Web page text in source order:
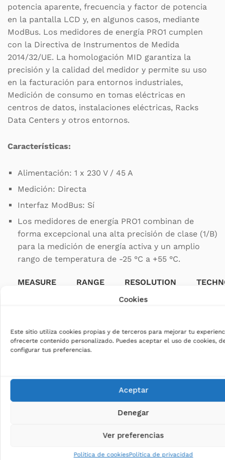
Cookies
Este sitio utiliza cookies propias y de terceros para mejorar tu
ofrecerte contenido personalizado. Puedes aceptar el uso de cookies,
configurar tus preferencias.
Aceptar
Denegar
Ver preferencias
Política de cookiesPolítica de privacidad
potencia aparente, frecuencia y factor de potencia
en la pantalla LCD y, en algunos casos, mediante
ModBus. Los medidores de energía PRO1 cumplen
con la Directiva de Instrumentos de Medida
2014/32/UE. La homologación MID garantiza la
precisión y la calidad del medidor y permite su uso
en la facturación para entornos industriales,
Medición de consumo en tomas eléctricas en
centros de datos, instalaciones eléctricas, Racks
Data Centers y otros entornos.
Características:
Alimentación: 1 x 230 V / 45 A
Medición: Directa
Interfaz ModBus: Sí
Los medidores de energía PRO1 combinan de
forma excepcional una alta precisión de clase (1/B)
para la medición de energía activa y un amplio
rango de temperatura de -25 °C a +55 °C.
MEASURE RANGE RESOLUTION
0.10
Certificación: MID/MIR
Operating temperature: -25°C – +55°C
Phase: single phase – Monofásico